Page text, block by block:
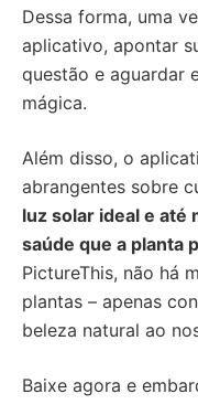
Dessa forma, uma
aplicativo, apontar
questão e aguardar
mágica.
Além disso, o
abrangentes sobre
luz solar ideal e até
saúde que a planta
PictureThis, não há
plantas – apenas
beleza natural ao
Baixe agora e